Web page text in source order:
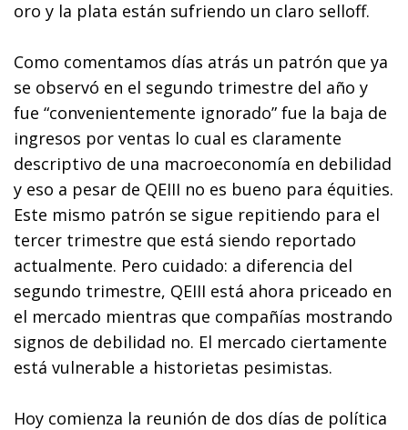
oro y la plata están sufriendo un claro selloff.
Como comentamos días atrás un patrón que ya
se observó en el segundo trimestre del año y
fue “convenientemente ignorado” fue la baja de
ingresos por ventas lo cual es claramente
descriptivo de una macroeconomía en debilidad
y eso a pesar de QEIII no es bueno para équities.
Este mismo patrón se sigue repitiendo para el
tercer trimestre que está siendo reportado
actualmente. Pero cuidado: a diferencia del
segundo trimestre, QEIII está ahora priceado en
el mercado mientras que compañías mostrando
signos de debilidad no. El mercado ciertamente
está vulnerable a historietas pesimistas.
Hoy comienza la reunión de dos días de política